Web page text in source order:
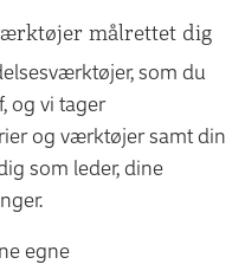
målrettet dig
som du
og vi tager
og værktøjer samt din
som leder, dine
egne